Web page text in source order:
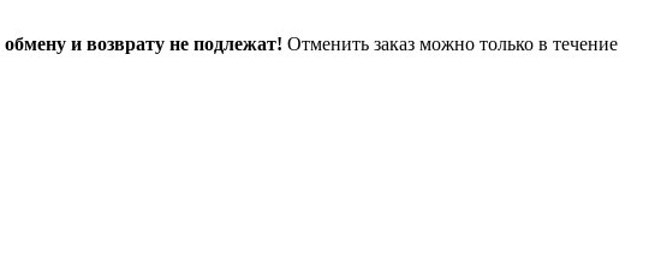
обмену и возврату не подлежат! Отменить заказ можно только в течение